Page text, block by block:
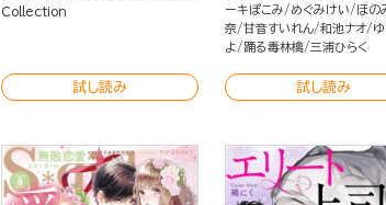
Collection
試し読み
ーキぽこみ
めぐみけい
ほの
奈 甘音すいれん 和池ナオ
よ
踊る毒林檎 三浦ひらく
試し読み